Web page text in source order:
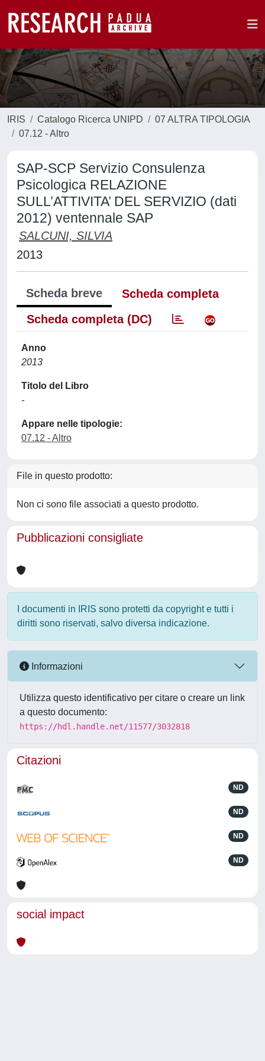
IRIS Catalogo Ricerca UNIPD
07 ALTRA TIPOLOGIA
07.12 - Altro
SAP-SCP Servizio Consulenza
Psicologica RELAZIONE
SULL’ATTIVITA’ DEL SERVIZIO (dati
2012) ventennale SAP
SALCUNI, SILVIA
2013
Scheda breve
Scheda completa
Scheda completa (DC)
Anno
2013
Titolo del Libro
-
Appare nelle tipologie:
07.12 - Altro
File in questo prodotto:
Non ci sono file associati a questo prodotto.
Pubblicazioni consigliate
I documenti in IRIS sono protetti da copyright e tutti i
diritti sono riservati, salvo diversa indicazione.
Informazioni
Utilizza questo identificativo per citare o creare un link
a questo documento:
https://hdl.handle.net/11577/3032818
Citazioni
ND
ND
ND
ND
social impact